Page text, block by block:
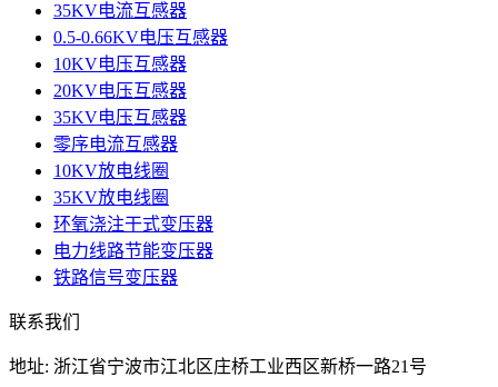
35KV电流互感器
0.5-0.66KV电压互感器
10KV电压互感器
20KV电压互感器
35KV电压互感器
零序电流互感器
10KV放电线圈
35KV放电线圈
环氧浇注干式变压器
电力线路节能变压器
铁路信号变压器
联系我们
地址: 浙江省宁波市江北区庄桥工业西区新桥一路21号